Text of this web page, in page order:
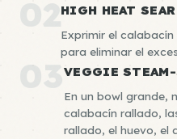
02HIGH HEAT SEAR
Exprimir el
para eliminar el
03VEGGIE STEAM-
En un bowl grande,
calabacín rallado,
rallado, el huevo, el